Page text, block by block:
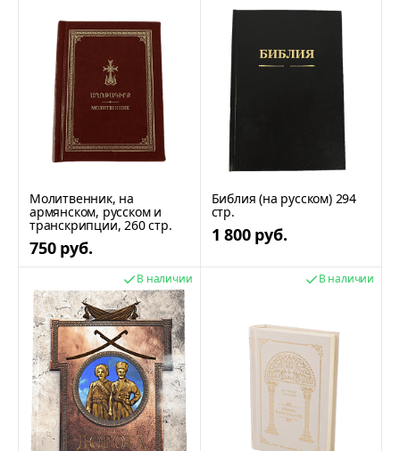
Молитвенник, на
армянском, русском и
транскрипции, 260 стр.
750 руб.
Библия (на русском) 294
стр.
1 800 руб.
В наличии В наличии